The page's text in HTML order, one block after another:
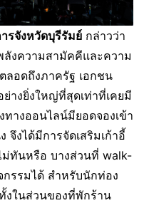
รจังหวัดบุรีรัมย์ กล่าวว่า
ลังความสามัคคีและความ
ลอดถึงภาครัฐ เอกชน
างยิ่งใหญ่ที่สุดเท่าที่เคยมี
ทางออนไลน์มียอดจองเข้า
งได้มีการจัดเสริมเก้าอี้
ม่ทันหรือ บางส่วนที่ walk-
กรรมได้ สำหรับนักท่อง
งในส่วนของที่พักร้าน